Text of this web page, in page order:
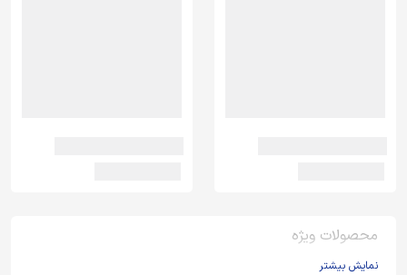
محصولات ویژه
نمایش بیشتر